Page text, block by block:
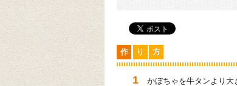
作 り 方
かぼちゃを牛タンより大